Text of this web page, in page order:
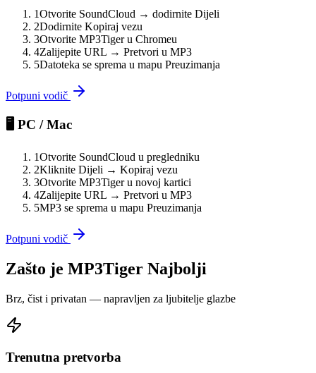
1Otvorite SoundCloud → dodirnite Dijeli
2Dodirnite Kopiraj vezu
3Otvorite MP3Tiger u Chromeu
4Zalijepite URL → Pretvori u MP3
5Datoteka se sprema u mapu Preuzimanja
Potpuni vodič
🖥️ PC / Mac
1Otvorite SoundCloud u pregledniku
2Kliknite Dijeli → Kopiraj vezu
3Otvorite MP3Tiger u novoj kartici
4Zalijepite URL → Pretvori u MP3
5MP3 se sprema u mapu Preuzimanja
Potpuni vodič
Zašto je MP3Tiger Najbolji
Brz, čist i privatan — napravljen za ljubitelje glazbe
Trenutna pretvorba